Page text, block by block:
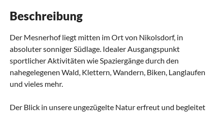
Beschreibung
Der Mesnerhof liegt mitten im Ort von Nikolsdorf, in
absoluter sonniger Südlage. Idealer Ausgangspunkt
sportlicher Aktivitäten wie Spaziergänge durch den
nahegelegenen Wald, Klettern, Wandern, Biken, Langlaufen
und vieles mehr.
Der Blick in unsere ungezügelte Natur erfreut und begleitet